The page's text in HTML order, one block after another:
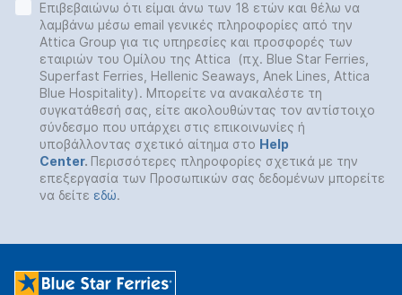
Επιβεβαιώνω ότι είμαι άνω των 18 ετών και θέλω να
λαμβάνω μέσω email γενικές πληροφορίες από την
Attica Group για τις υπηρεσίες και προσφορές των
εταιριών του Ομίλου της Attica (πχ. Blue Star Ferries,
Superfast Ferries, Hellenic Seaways, Anek Lines, Attica
Blue Hospitality). Μπορείτε να ανακαλέστε τη
συγκατάθεσή σας, είτε ακολουθώντας τον αντίστοιχο
σύνδεσμο που υπάρχει στις επικοινωνίες ή
υποβάλλοντας σχετικό αίτημα στο Help
Center. Περισσότερες πληροφορίες σχετικά με την
επεξεργασία των Προσωπικών σας δεδομένων μπορείτε
να δείτε εδώ.